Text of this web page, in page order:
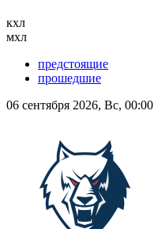
кхл
мхл
предстоящие
прошедшие
06 сентября 2026, Вс, 00:00